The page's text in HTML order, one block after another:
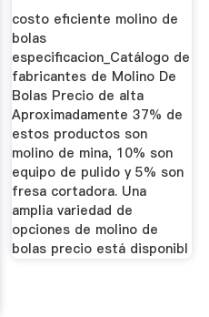
costo eficiente molino de
bolas
especificacion_Catálogo de
fabricantes de Molino De
Bolas Precio de alta
Aproximadamente 37% de
estos productos son
molino de mina, 10% son
equipo de pulido y 5% son
fresa cortadora. Una
amplia variedad de
opciones de molino de
bolas precio está disponibl